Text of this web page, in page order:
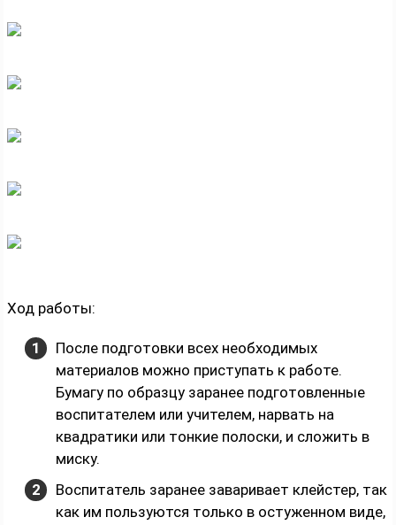
Ход работы:
После подготовки всех необходимых
материалов можно приступать к работе.
Бумагу по образцу заранее подготовленные
воспитателем или учителем, нарвать на
квадратики или тонкие полоски, и сложить в
миску.
Воспитатель заранее заваривает клейстер, так
как им пользуются только в остуженном виде,